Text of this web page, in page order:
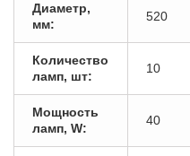
Диаметр,
мм:
520
Количество
ламп, шт:
10
Мощность
ламп, W:
40